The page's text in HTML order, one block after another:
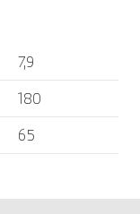
7,9
180
65